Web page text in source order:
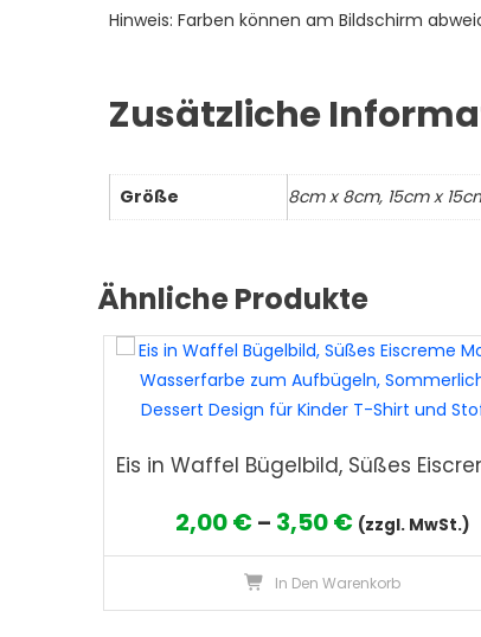
Hinweis: Farben können am Bildschirm
Zusätzliche
Größe 8cm x 8cm, 15cm x
Ähnliche Produkte
2,00€ – 3,50€
2,00 €
bis
(zzgl. MwSt.)
In Den Warenkorb